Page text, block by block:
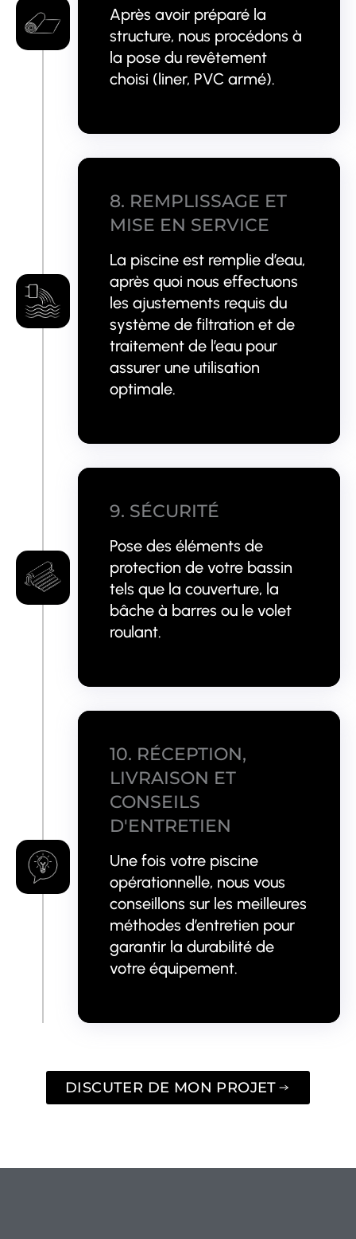
Après avoir préparé la
structure, nous procédons à
la pose du revêtement
choisi (liner, PVC armé).
8. REMPLISSAGE ET
MISE EN SERVICE
La piscine est remplie d’eau,
après quoi nous effectuons
les ajustements requis du
système de filtration et de
traitement de l’eau pour
assurer une utilisation
optimale.
9. SÉCURITÉ
Pose des éléments de
protection de votre bassin
tels que la couverture, la
bâche à barres ou le volet
roulant.
10. RÉCEPTION,
LIVRAISON ET
CONSEILS
D'ENTRETIEN
Une fois votre piscine
opérationnelle, nous vous
conseillons sur les meilleures
méthodes d’entretien pour
garantir la durabilité de
votre équipement.
DISCUTER DE MON PROJET